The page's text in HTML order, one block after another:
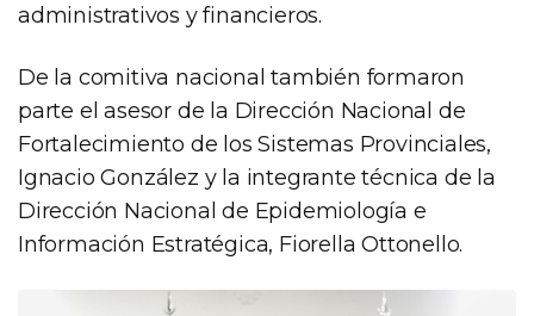
administrativos y financieros.
De la comitiva nacional también formaron
parte el asesor de la Dirección Nacional de
Fortalecimiento de los Sistemas Provinciales,
Ignacio González y la integrante técnica de la
Dirección Nacional de Epidemiología e
Información Estratégica, Fiorella Ottonello.